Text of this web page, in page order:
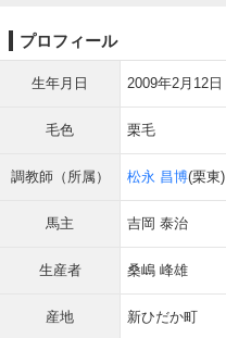
プロフィール
生年月日 2009年2月12日
毛色 栗毛
調教師（所属） 松永 昌博(栗東)
馬主 吉岡 泰治
生産者 桑嶋 峰雄
産地 新ひだか町